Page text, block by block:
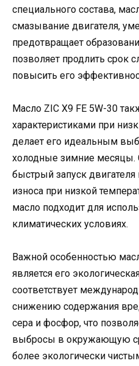
специального состава,
смазывание двигателя,
предотвращает
позволяет продлить срок
повысить его
Масло ZIC X9 FE 5W-30
характеристиками при
делает его идеальным
холодные зимние месяцы.
быстрый запуск
износа при низкой
масло подходит для
климатических условиях.
Важной особенностью
является его
соответствует
снижению содержания
сера и фосфор, что
выбросы в окружающую
более экологически